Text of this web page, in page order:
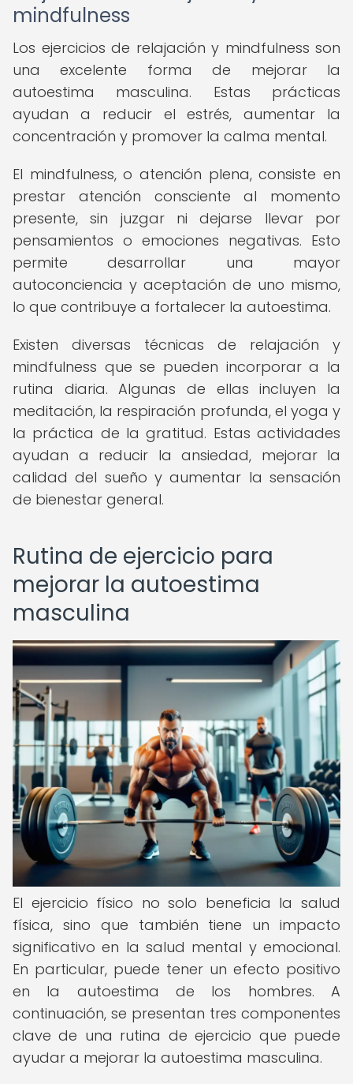
mindfulness
Los ejercicios de relajación y mindfulness son
una excelente forma de mejorar la
autoestima masculina. Estas prácticas
ayudan a reducir el estrés, aumentar la
concentración y promover la calma mental.
El mindfulness, o atención plena, consiste en
prestar atención consciente al momento
presente, sin juzgar ni dejarse llevar por
pensamientos o emociones negativas. Esto
permite desarrollar una mayor
autoconciencia y aceptación de uno mismo,
lo que contribuye a fortalecer la autoestima.
Existen diversas técnicas de relajación y
mindfulness que se pueden incorporar a la
rutina diaria. Algunas de ellas incluyen la
meditación, la respiración profunda, el yoga y
la práctica de la gratitud. Estas actividades
ayudan a reducir la ansiedad, mejorar la
calidad del sueño y aumentar la sensación
de bienestar general.
Rutina de ejercicio para
mejorar la autoestima
masculina
El ejercicio físico no solo beneficia la salud
física, sino que también tiene un impacto
significativo en la salud mental y emocional.
En particular, puede tener un efecto positivo
en la autoestima de los hombres. A
continuación, se presentan tres componentes
clave de una rutina de ejercicio que puede
ayudar a mejorar la autoestima masculina.